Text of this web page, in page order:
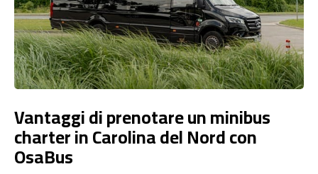
Vantaggi di prenotare un minibus
charter in Carolina del Nord con
OsaBus